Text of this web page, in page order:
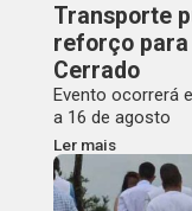
Transporte
reforço para
Cerrado
Evento ocorrerá
a 16 de agosto
Ler mais